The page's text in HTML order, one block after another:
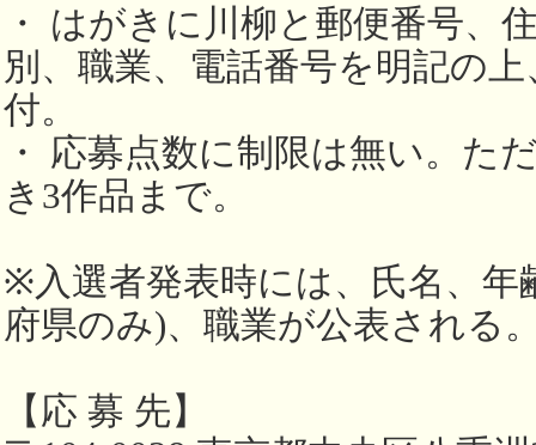
・ はがきに川柳と郵便番号、
別、職業、電話番号を明記の
付。
・ 応募点数に制限は無い。た
き3作品まで。
※入選者発表時には、氏名、年
府県のみ)、職業が公表される
【応 募 先】